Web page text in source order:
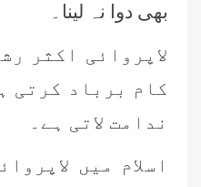
بھی دوا نہ لینا۔
لاپروائی اکثر
کام برباد کرتی
ندامت لاتی ہے۔
اسلام میں